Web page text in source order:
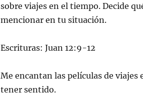
sobre viajes en el tiempo. Decide
mencionar en tu situación.
Escrituras: Juan 12:9-12
Me encantan las películas de
tener sentido.